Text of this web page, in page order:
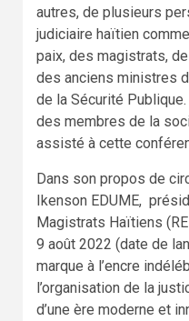
autres, de plusieurs
judiciaire haïtien
paix, des magistrats,
des anciens ministres
de la Sécurité
des membres de la
assisté à cette
Dans son propos de
Ikenson EDUME,
Magistrats Haïtiens
9 août 2022 (date de
marque à l’encre
l’organisation de la
d’une ère moderne et